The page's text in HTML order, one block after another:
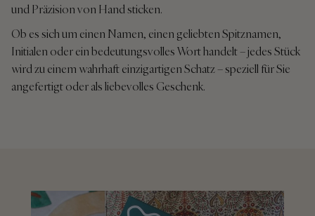
und Präzision von Hand sticken.
Ob es sich um einen Namen, einen geliebten Spitznamen,
Initialen oder ein bedeutungsvolles Wort handelt – jedes Stück
wird zu einem wahrhaft einzigartigen Schatz – speziell für Sie
angefertigt oder als liebevolles Geschenk.